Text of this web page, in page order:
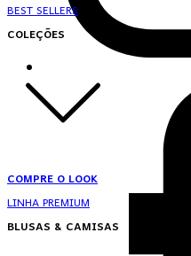
BEST SELLERS
COLEÇÕES
COMPRE O LOOK
LINHA PREMIUM
BLUSAS & CAMISAS